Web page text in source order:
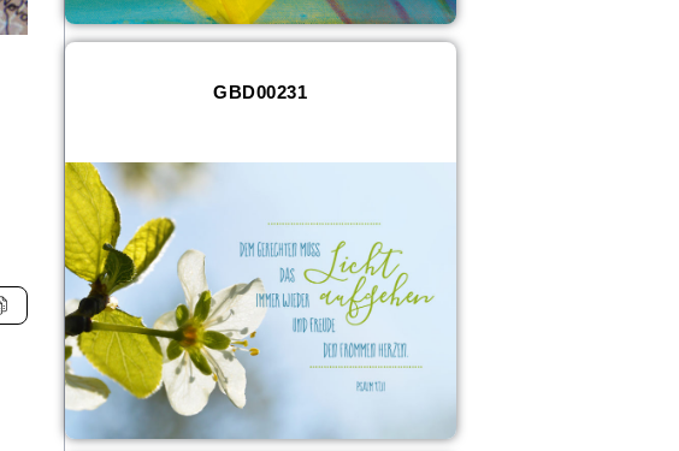
GBD00231